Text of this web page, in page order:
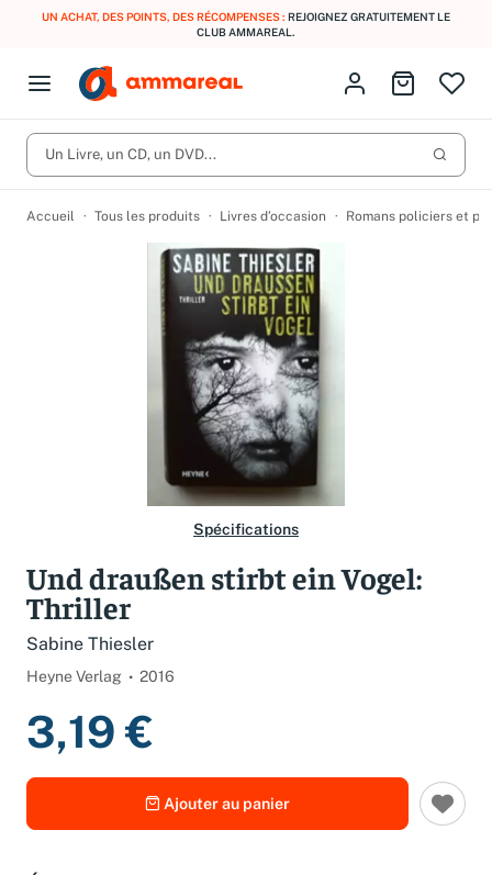
UN ACHAT, DES POINTS, DES RÉCOMPENSES : REJOIGNEZ GRATUITEMENT LE
CLUB AMMAREAL.
Open menu
Fermer le menu
CD d'occasion
Vinyles d'occasion
Produits Catégories
Vous n'avez pas trouvé l'article que vous cherchiez ?
Activez les notifications dans votre compte pour être alerté dès
qu'il est en stock.
Créer une alerte
Identifiez-vous
Aller au
Un Livre, un CD, un DVD...
Accueil Tous les produits Livres d’occasion Romans policiers et
Spécifications
Und draußen stirbt ein Vogel:
Thriller
Sabine Thiesler
Heyne Verlag 2016
3,19 €
Ajouter au panier